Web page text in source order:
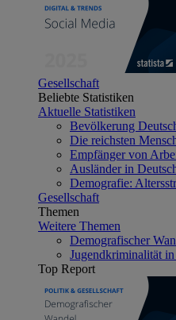
Gesellschaft
Beliebte Statistiken
Aktuelle Statistiken
Bevölkerung
Die reichsten
Empfänger von
Ausländer in
Demografie:
Gesellschaft
Themen
Weitere Themen
Demografischer
Jugendkriminalität
Top Report